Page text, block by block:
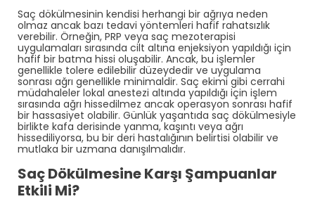
Saç dökülmesinin kendisi herhangi bir ağrıya neden
olmaz ancak bazı tedavi yöntemleri hafif rahatsızlık
verebilir. Örneğin, PRP veya saç mezoterapisi
uygulamaları sırasında cilt altına enjeksiyon yapıldığı için
hafif bir batma hissi oluşabilir. Ancak, bu işlemler
genellikle tolere edilebilir düzeydedir ve uygulama
sonrası ağrı genellikle minimaldir. Saç ekimi gibi cerrahi
müdahaleler lokal anestezi altında yapıldığı için işlem
sırasında ağrı hissedilmez ancak operasyon sonrası hafif
bir hassasiyet olabilir. Günlük yaşantıda saç dökülmesiyle
birlikte kafa derisinde yanma, kaşıntı veya ağrı
hissediliyorsa, bu bir deri hastalığının belirtisi olabilir ve
mutlaka bir uzmana danışılmalıdır.
Saç Dökülmesine Karşı Şampuanlar
Etkili Mi?